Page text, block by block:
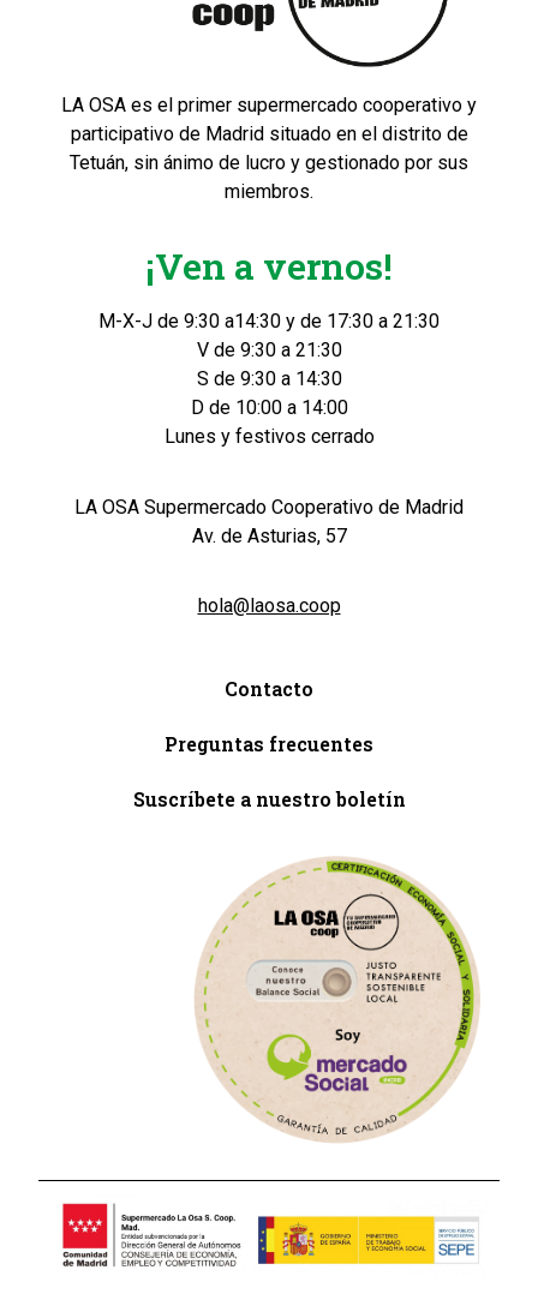
LA OSA es el primer supermercado cooperativo y
participativo de Madrid situado en el distrito de
Tetuán, sin ánimo de lucro y gestionado por sus
miembros.
¡Ven a vernos!
M-X-J de 9:30 a14:30 y de 17:30 a 21:30
V de 9:30 a 21:30
S de 9:30 a 14:30
D de 10:00 a 14:00
Lunes y festivos cerrado
LA OSA Supermercado Cooperativo de Madrid
Av. de Asturias, 57
hola@laosa.coop
Contacto
Preguntas frecuentes
Suscríbete a nuestro boletín